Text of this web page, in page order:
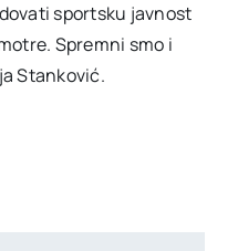
sportsku javnost
Spremni smo i
Stanković.